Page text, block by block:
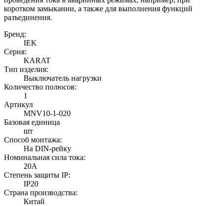
коротком замыкании, а также для выполнения функций
разъединения.
Бренд:
IEK
Серия:
KARAT
Тип изделия:
Выключатель нагрузки
Количество полюсов:
1
Артикул
MNV10-1-020
Базовая единица
шт
Способ монтажа:
На DIN-рейку
Номинальная сила тока:
20А
Степень защиты IP:
IP20
Страна производства:
Китай